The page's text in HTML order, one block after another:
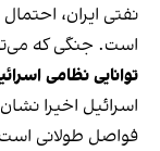
نفتی ایران،
است. جنگی که
توانایی‌ نظامی
اسرائیل اخیرا
فواصل طولانی